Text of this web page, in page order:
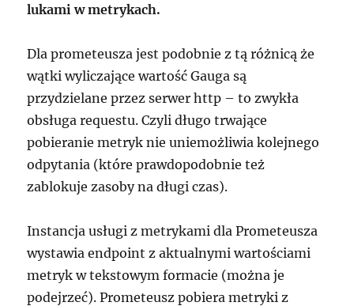
lukami w metrykach.
Dla prometeusza jest podobnie z tą różnicą że
wątki wyliczające wartość Gauga są
przydzielane przez serwer http – to zwykła
obsługa requestu. Czyli długo trwające
pobieranie metryk nie uniemożliwia kolejnego
odpytania (które prawdopodobnie też
zablokuje zasoby na długi czas).
Instancja usługi z metrykami dla Prometeusza
wystawia endpoint z aktualnymi wartościami
metryk w tekstowym formacie (można je
podejrzeć). Prometeusz pobiera metryki z